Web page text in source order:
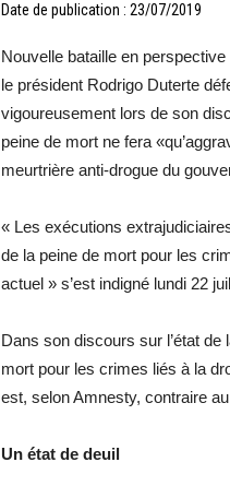
Date de publication : 23/07/2019
Nouvelle bataille en
le président Rodrigo Duterte
vigoureusement lors de son
peine de mort ne fera
meurtrière anti-drogue du
« Les exécutions
de la peine de mort pour les
actuel » s’est indigné lundi 22
Dans son discours sur l’état
mort pour les crimes liés à la
est, selon Amnesty, contraire
Un état de deuil